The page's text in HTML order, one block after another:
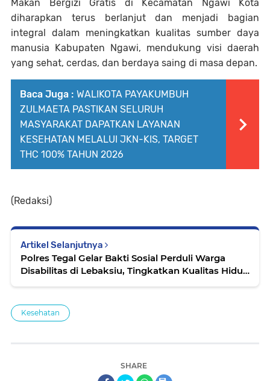
Makan Bergizi Gratis di Kecamatan Ngawi Kota
diharapkan terus berlanjut dan menjadi bagian
integral dalam meningkatkan kualitas sumber daya
manusia Kabupaten Ngawi, mendukung visi daerah
yang sehat, cerdas, dan berdaya saing di masa depan.
Baca Juga : WALIKOTA PAYAKUMBUH
ZULMAETA PASTIKAN SELURUH
MASYARAKAT DAPATKAN LAYANAN
KESEHATAN MELALUI JKN-KIS, TARGET
THC 100% TAHUN 2026
(Redaksi)
Artikel Selanjutnya
Polres Tegal Gelar Bakti Sosial Perduli Warga
Disabilitas di Lebaksiu, Tingkatkan Kualitas Hidup
Kesehatan
SHARE